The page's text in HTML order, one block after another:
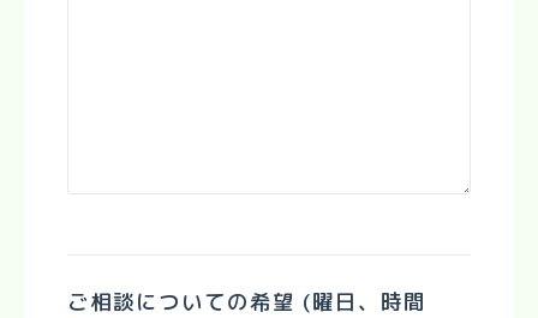
ご相談についての希望 (曜日、時間